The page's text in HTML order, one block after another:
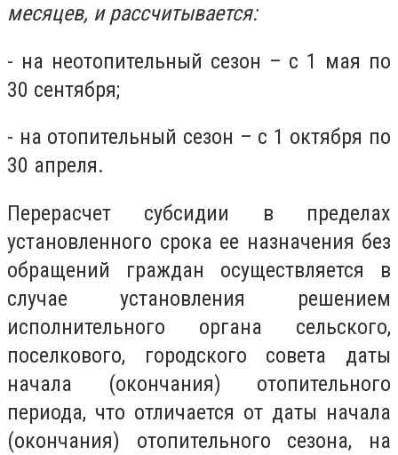
месяцев, и рассчитывается:
- на неотопительный сезон – с 1 мая по
30 сентября;
- на отопительный сезон – с 1 октября по
30 апреля.
Перерасчет субсидии в пределах
установленного срока ее назначения без
обращений граждан осуществляется в
случае установления решением
исполнительного органа сельского,
поселкового, городского совета даты
начала (окончания) отопительного
периода, что отличается от даты начала
(окончания) отопительного сезона, на